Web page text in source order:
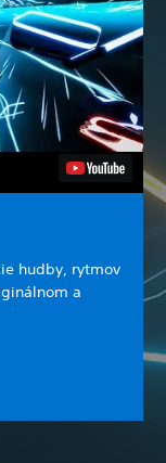
hudby, rytmov
a